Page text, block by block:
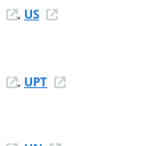
, US
, UPT